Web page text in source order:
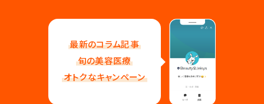
最新のコラム記事
旬の美容医療
オトクなキャンペーン